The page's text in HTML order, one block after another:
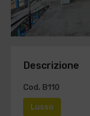
Descrizione
Cod. B110
Lusso